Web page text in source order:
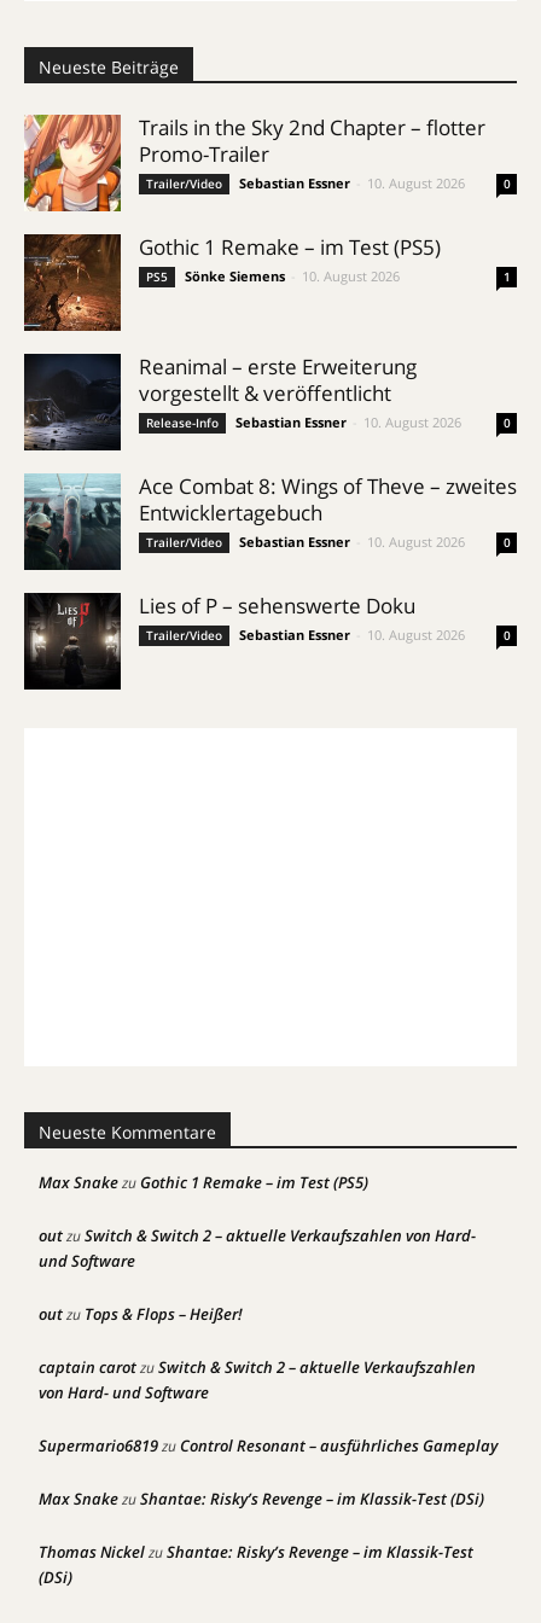
Neueste Beiträge
Trails in the Sky 2nd Chapter – flotter
Promo-Trailer
Trailer/Video Sebastian Essner 10. August 2026 0
Gothic 1 Remake – im Test (PS5)
PS5 Sönke Siemens 10. August 2026 1
Reanimal – erste Erweiterung
vorgestellt & veröffentlicht
Release-Info Sebastian Essner 10. August 2026 0
Ace Combat 8: Wings of Theve – zweites
Entwicklertagebuch
Trailer/Video Sebastian Essner 10. August 2026 0
Lies of P – sehenswerte Doku
Trailer/Video Sebastian Essner 10. August 2026 0
Neueste Kommentare
Max SnakezuGothic 1 Remake – im Test (PS5)
outzuSwitch & Switch 2 – aktuelle Verkaufszahlen von Hard-
und Software
outzu Tops & Flops – Heißer!
captain carotzuSwitch & Switch 2 – aktuelle Verkaufszahlen
von Hard- und Software
Supermario6819zuControl Resonant – ausführliches Gameplay
Max SnakezuShantae: Risky’s Revenge – im Klassik-Test (DSi)
Thomas NickelzuShantae: Risky’s Revenge – im Klassik-Test
(DSi)